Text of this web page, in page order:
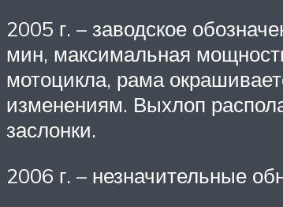
2005 г. – заводское
мин, максимальная
мотоцикла, рама
изменениям. Выхлоп
заслонки.
2006 г. – незначительные